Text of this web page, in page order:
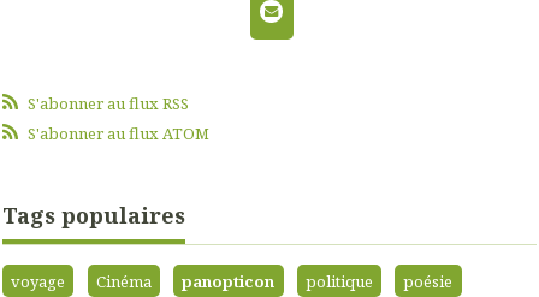
S'abonner au flux RSS
S'abonner au flux ATOM
Tags populaires
voyage Cinéma panopticon politique
poésie